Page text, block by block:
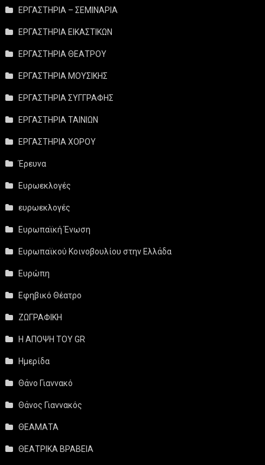
ΕΡΓΑΣΤΗΡΙΑ – ΣΕΜΙΝΑΡΙΑ
ΕΡΓΑΣΤΗΡΙΑ ΕΙΚΑΣΤΙΚΩΝ
ΕΡΓΑΣΤΗΡΙΑ ΘΕΑΤΡΟΥ
ΕΡΓΑΣΤΗΡΙΑ ΜΟΥΣΙΚΗΣ
ΕΡΓΑΣΤΗΡΙΑ ΣΥΓΓΡΑΦΗΣ
ΕΡΓΑΣΤΗΡΙΑ ΤΑΙΝΙΩΝ
ΕΡΓΑΣΤΗΡΙΑ ΧΟΡΟΥ
Έρευνα
Ευρωεκλογές
ευρωεκλογές
Ευρωπαϊκή Ένωση
Ευρωπαϊκού Κοινοβουλίου στην Ελλάδα
Ευρώπη
Εφηβικό Θέατρο
ΖΩΓΡΑΦΙΚΗ
Η ΑΠΟΨΗ ΤΟΥ GR
Ημερίδα
Θάνο Γιαννακό
Θάνος Γιαννακός
ΘΕΑΜΑΤΑ
ΘΕΑΤΡΙΚΑ ΒΡΑΒΕΙΑ